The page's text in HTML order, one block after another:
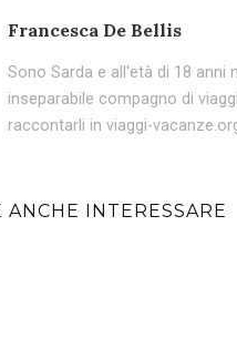
Francesca De Bellis
Sono Sarda e all'età di 18
inseparabile compagno di
raccontarli in viaggi-
INTERESSARE